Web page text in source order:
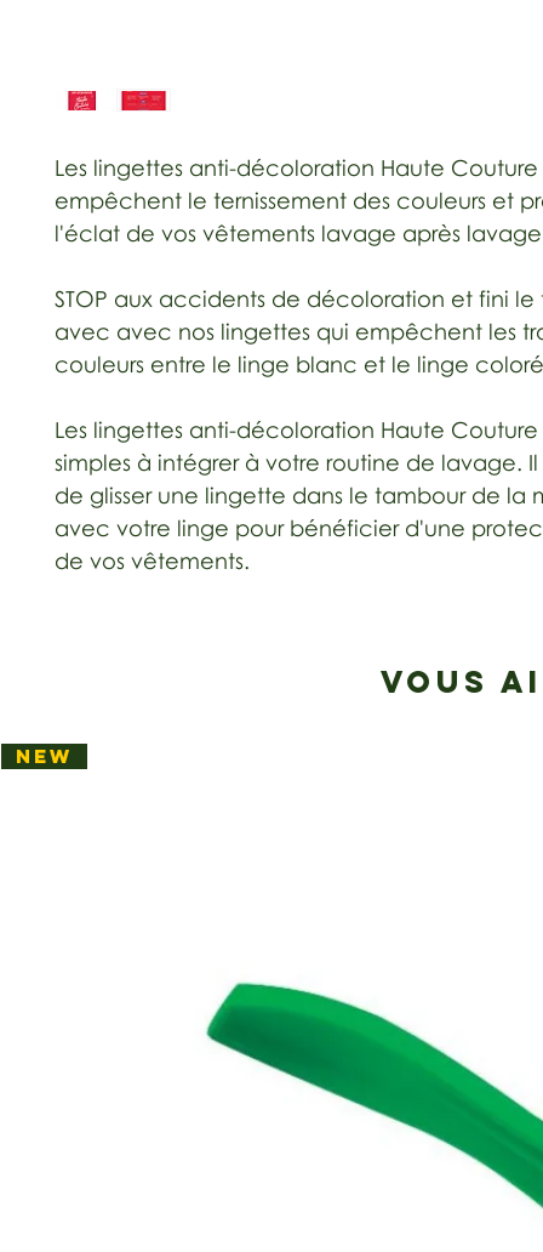
Les lingettes anti-décoloration Haute Couture
empêchent le ternissement des couleurs et
l'éclat de vos vêtements lavage après
STOP aux accidents de décoloration et fini le
avec avec nos lingettes qui empêchent les
couleurs entre le linge blanc et le linge
Les lingettes anti-décoloration Haute Couture
simples à intégrer à votre routine de lavage. Il
de glisser une lingette dans le tambour de la
avec votre linge pour bénéficier d'une
de vos vêtements.
VOUS
NEW